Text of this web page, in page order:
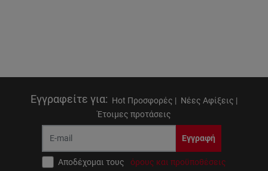
Εγγραφείτε για: Hot Προσφορές | Νέες Αφίξεις |
Έτοιμες προτάσεις
Εγγραφή
Αποδέχομαι τους όρους και προϋποθέσεις